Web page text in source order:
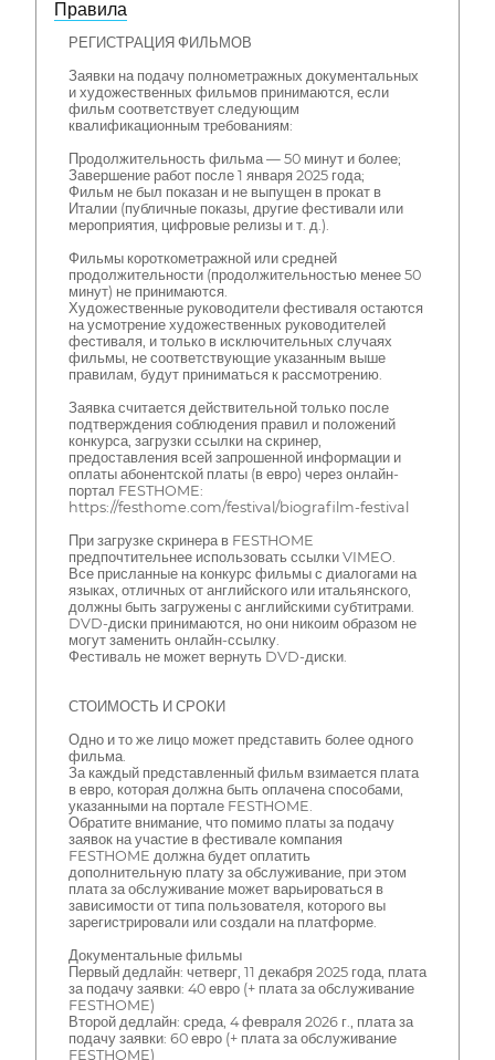
Правила
РЕГИСТРАЦИЯ ФИЛЬМОВ
Заявки на подачу полнометражных документальных
и художественных фильмов принимаются, если
фильм соответствует следующим
квалификационным требованиям:
Продолжительность фильма — 50 минут и более;
Завершение работ после 1 января 2025 года;
Фильм не был показан и не выпущен в прокат в
Италии (публичные показы, другие фестивали или
мероприятия, цифровые релизы и т. д.).
Фильмы короткометражной или средней
продолжительности (продолжительностью менее 50
минут) не принимаются.
Художественные руководители фестиваля остаются
на усмотрение художественных руководителей
фестиваля, и только в исключительных случаях
фильмы, не соответствующие указанным выше
правилам, будут приниматься к рассмотрению.
Заявка считается действительной только после
подтверждения соблюдения правил и положений
конкурса, загрузки ссылки на скринер,
предоставления всей запрошенной информации и
оплаты абонентской платы (в евро) через онлайн-
портал FESTHOME:
https://festhome.com/festival/biografilm-festival
При загрузке скринера в FESTHOME
предпочтительнее использовать ссылки VIMEO.
Все присланные на конкурс фильмы с диалогами на
языках, отличных от английского или итальянского,
должны быть загружены с английскими субтитрами.
DVD-диски принимаются, но они никоим образом не
могут заменить онлайн-ссылку.
Фестиваль не может вернуть DVD-диски.
СТОИМОСТЬ И СРОКИ
Одно и то же лицо может представить более одного
фильма.
За каждый представленный фильм взимается плата
в евро, которая должна быть оплачена способами,
указанными на портале FESTHOME.
Обратите внимание, что помимо платы за подачу
заявок на участие в фестивале компания
FESTHOME должна будет оплатить
дополнительную плату за обслуживание, при этом
плата за обслуживание может варьироваться в
зависимости от типа пользователя, которого вы
зарегистрировали или создали на платформе.
Документальные фильмы
Первый дедлайн: четверг, 11 декабря 2025 года, плата
за подачу заявки: 40 евро (+ плата за обслуживание
FESTHOME)
Второй дедлайн: среда, 4 февраля 2026 г., плата за
подачу заявки: 60 евро (+ плата за обслуживание
FESTHOME)